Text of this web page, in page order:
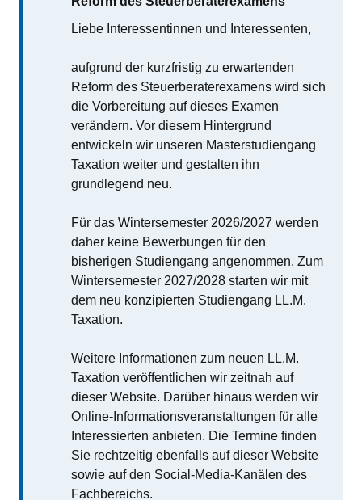
Liebe Interessentinnen und Interessenten,
aufgrund der kurzfristig zu erwartenden
Reform des Steuerberaterexamens wird sich
die Vorbereitung auf dieses Examen
verändern. Vor diesem Hintergrund
entwickeln wir unseren Masterstudiengang
Taxation weiter und gestalten ihn
grundlegend neu.
Für das Wintersemester 2026/2027 werden
daher keine Bewerbungen für den
bisherigen Studiengang angenommen. Zum
Wintersemester 2027/2028 starten wir mit
dem neu konzipierten Studiengang LL.M.
Taxation.
Weitere Informationen zum neuen LL.M.
Taxation veröffentlichen wir zeitnah auf
dieser Website. Darüber hinaus werden wir
Online-Informationsveranstaltungen für alle
Interessierten anbieten. Die Termine finden
Sie rechtzeitig ebenfalls auf dieser Website
sowie auf den Social-Media-Kanälen des
Fachbereichs.